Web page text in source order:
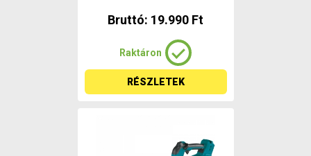
Bruttó: 19.990 Ft
Raktáron
RÉSZLETEK